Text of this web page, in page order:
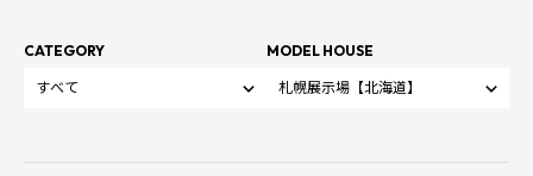
CATEGORY MODEL HOUSE